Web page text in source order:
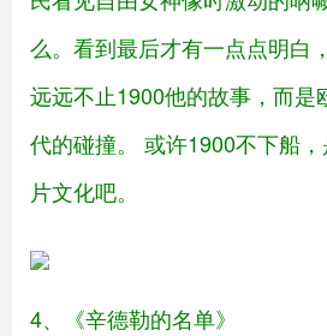
么。看到最后才有一点点明白
远远不止1900他的故事，而是
代的碰撞。 或许1900不下船
片文化吧。
4、《辛德勒的名单》